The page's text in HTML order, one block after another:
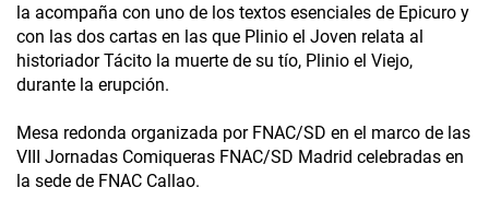
la acompaña con uno de los textos esenciales de Epicuro y
con las dos cartas en las que Plinio el Joven relata al
historiador Tácito la muerte de su tío, Plinio el Viejo,
durante la erupción.
Mesa redonda organizada por FNAC/SD en el marco de las
VIII Jornadas Comiqueras FNAC/SD Madrid celebradas en
la sede de FNAC Callao.